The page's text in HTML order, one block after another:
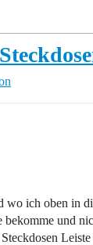
wo ich oben in
bekomme und